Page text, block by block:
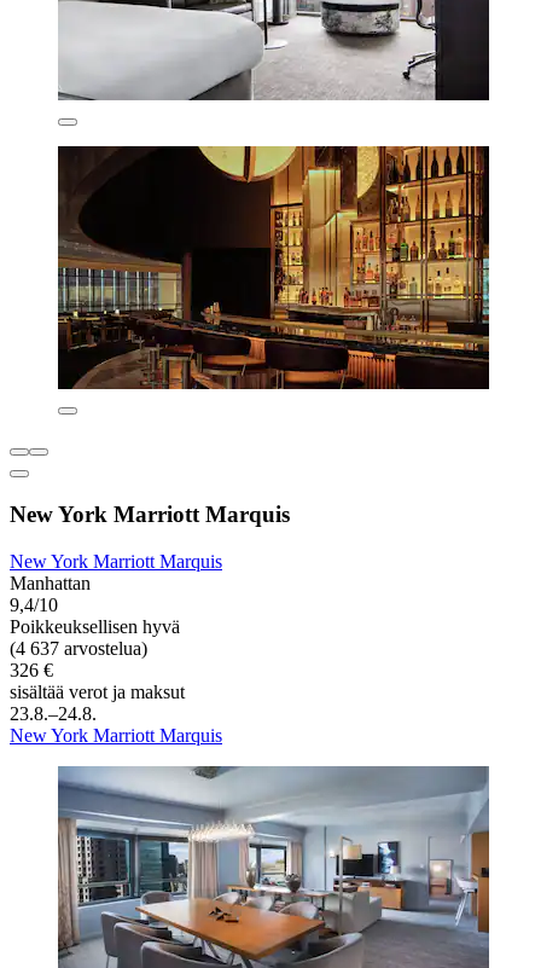
New York Marriott Marquis
New York Marriott Marquis
Manhattan
9,4/10
Poikkeuksellisen hyvä
(4 637 arvostelua)
326 €
sisältää verot ja maksut
23.8.–24.8.
New York Marriott Marquis